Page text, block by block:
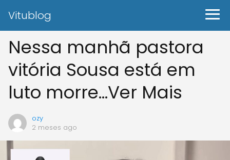
Vitublog
Nessa manhã pastora
vitória Sousa está em
luto morre…Ver Mais
ozy
2 meses ago